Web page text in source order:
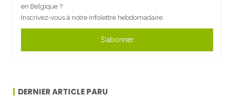
en Belgique ?
Inscrivez-vous à notre infolettre hebdomadaire.
S'abonner
DERNIER ARTICLE PARU